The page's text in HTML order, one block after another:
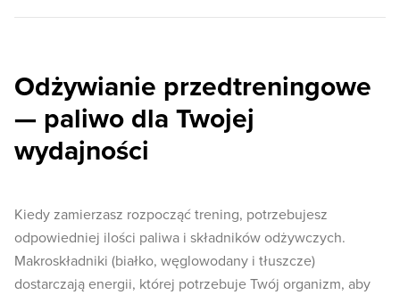
Odżywianie przedtreningowe
— paliwo dla Twojej
wydajności
Kiedy zamierzasz rozpocząć trening, potrzebujesz
odpowiedniej ilości paliwa i składników odżywczych.
Makroskładniki (białko, węglowodany i tłuszcze)
dostarczają energii, której potrzebuje Twój organizm, aby